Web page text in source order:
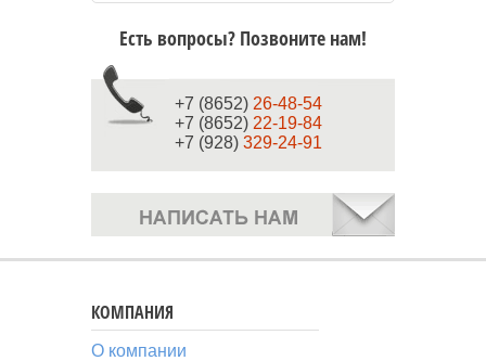
Есть вопросы? Позвоните нам!
+7 (8652) 26-48-54
+7 (8652) 22-19-84
+7 (928) 329-24-91
КОМПАНИЯ
О компании